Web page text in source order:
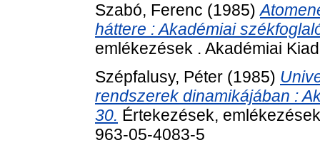
Szabó, Ferenc (1985)
háttere : Akadémiai
emlékezések . Akadémiai
Szépfalusy, Péter (1985)
rendszerek dinamikájában :
30. Értekezések,
963-05-4083-5